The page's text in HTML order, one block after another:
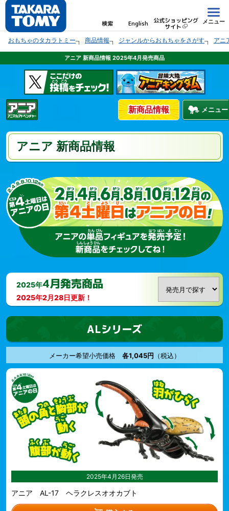
検索 English 公式ショッピング
サイト
メニュー
おもちゃのタカラトミー 商品情報 ジャンルからおもちゃをさがす アニ
アニア 新商品情報 2025年4月発売商品
新商品情報 メニュー
アニア 新商品情報
2025年4月発売商品
2025年2月28日更新！
ALシリーズ
メーカー希望小売価格 各1,045円 （税込）
2025年4月26日発売
アニア AL-17 ヘラクレスオオカブト